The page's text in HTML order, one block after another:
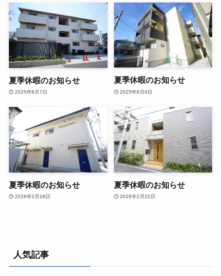
夏季休暇のお知らせ
2025年8月7日
夏季休暇のお知らせ
2025年8月9日
夏季休暇のお知らせ
2026年2月18日
夏季休暇のお知らせ
2026年2月22日
人気記事